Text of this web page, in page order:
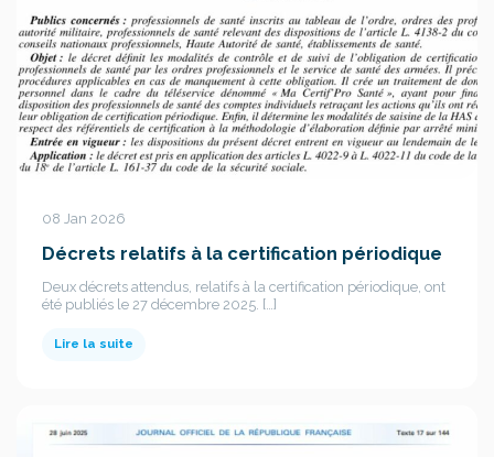
08 Jan 2026
Décrets relatifs à la certification périodique
Deux décrets attendus, relatifs à la certification périodique, ont
été publiés le 27 décembre 2025. […]
Lire la suite